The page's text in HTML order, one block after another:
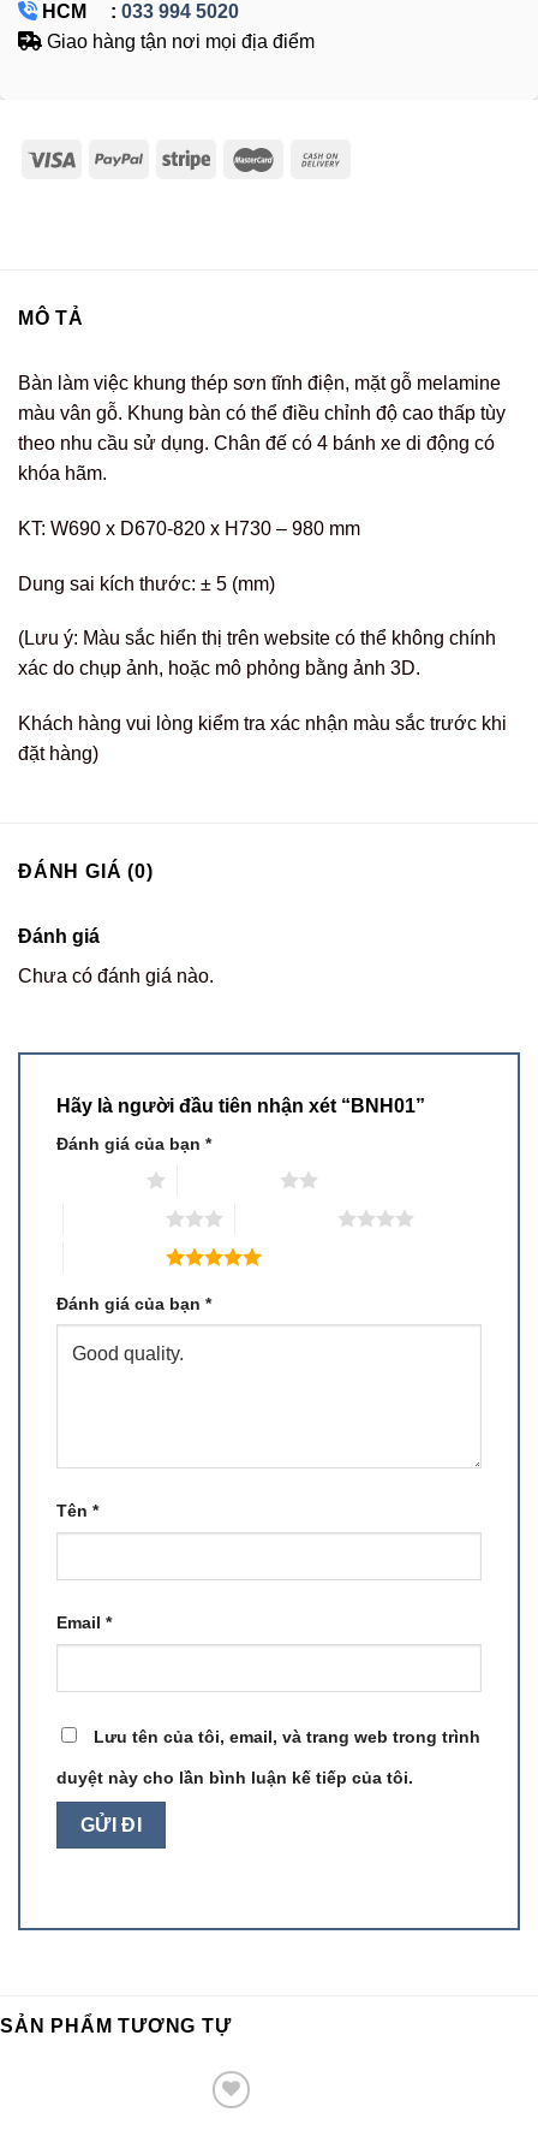
HCM : 033 994 5020
Giao hàng tận nơi mọi địa điểm
MÔ TẢ
Bàn làm việc khung thép sơn tĩnh điện, mặt gỗ melamine
màu vân gỗ. Khung bàn có thể điều chỉnh độ cao thấp tùy
theo nhu cầu sử dụng. Chân đế có 4 bánh xe di động có
khóa hãm.
KT: W690 x D670-820 x H730 – 980 mm
Dung sai kích thước: ± 5 (mm)
(Lưu ý: Màu sắc hiển thị trên website có thể không chính
xác do chụp ảnh, hoặc mô phỏng bằng ảnh 3D.
Khách hàng vui lòng kiểm tra xác nhận màu sắc trước khi
đặt hàng)
ĐÁNH GIÁ (0)
Đánh giá
Chưa có đánh giá nào.
Hãy là người đầu tiên nhận xét “BNH01”
Đánh giá của bạn *
Đánh giá của bạn *
Tên *
Email *
Lưu tên của tôi, email, và trang web trong trình
duyệt này cho lần bình luận kế tiếp của tôi.
SẢN PHẨM TƯƠNG TỰ